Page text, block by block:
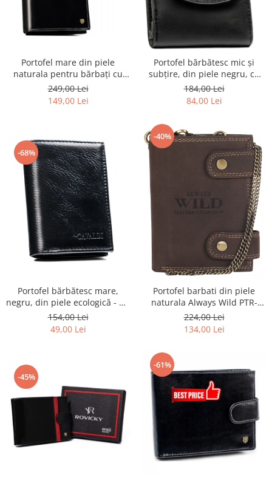
Portofel mare din piele
naturala pentru bărbați cu
sistem RFID - Rovicky
249,00 Lei
149,00 Lei
Portofel bărbătesc mic și
subțire, din piele negru, cu
închidere cu capsă - Rovicky
PTR-R-M03-LWC-0802 BLACK
184,00 Lei
84,00 Lei
-68%
Portofel bărbătesc mare,
negru, din piele ecologică - 4U
Cavaldi
154,00 Lei
49,00 Lei
-40%
Portofel barbati din piele
naturala Always Wild PTR-
2901-BIC
224,00 Lei
134,00 Lei
-45%
-61%